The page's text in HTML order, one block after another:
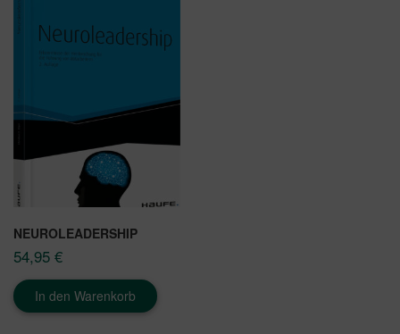
NEUROLEADERSHIP
54,95 €
In den Warenkorb